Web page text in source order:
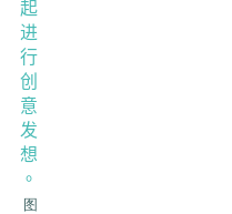
图